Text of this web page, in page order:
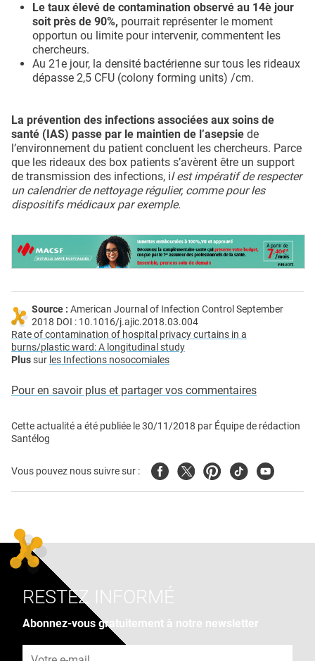
Le taux élevé de contamination observé au 14è jour
soit près de 90%, pourrait représenter le moment
opportun ou limite pour intervenir, commentent les
chercheurs.
Au 21e jour, la densité bactérienne sur tous les rideaux
dépasse 2,5 CFU (colony forming units) /cm.
La prévention des infections associées aux soins de
santé (IAS) passe par le maintien de l’asepsie de
l’environnement du patient concluent les chercheurs. Parce
que les rideaux des box patients s’avèrent être un support
de transmission des infections, il est impératif de respecter
un calendrier de nettoyage régulier, comme pour les
dispositifs médicaux par exemple.
Source : American Journal of Infection Control September
2018 DOI : 10.1016/j.ajic.2018.03.004
Rate of contamination of hospital privacy curtains in a
burns/plastic ward: A longitudinal study
Plussur les Infections nosocomiales
Pour en savoir plus et partager vos commentaires
Cette actualité a été publiée le30/11/2018 par Équipe de rédaction
Santélog
Vous pouvez nous suivre sur : FacebookTwitterPinterest
TiktokYoutube
RESTEZ INFORMÉ
Abonnez-vous gratuitement à notre newsletter